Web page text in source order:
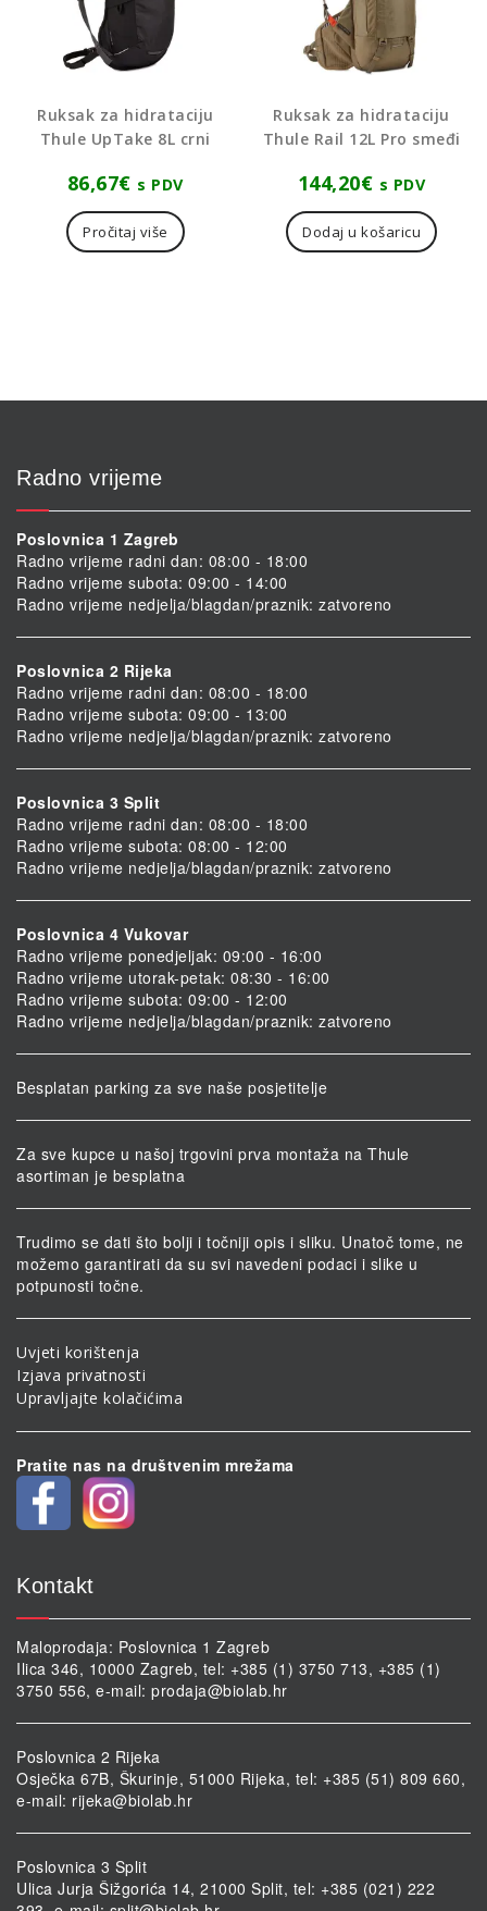
Ruksak za hidrataciju
Thule UpTake 8L crni
86,67€ s PDV
Pročitaj više
Ruksak za hidrataciju
Thule Rail 12L Pro smeđi
144,20€ s PDV
Dodaj u košaricu
Radno vrijeme
Poslovnica 1 Zagreb
Radno vrijeme radni dan: 08:00 - 18:00
Radno vrijeme subota: 09:00 - 14:00
Radno vrijeme nedjelja/blagdan/praznik: zatvoreno
Poslovnica 2 Rijeka
Radno vrijeme radni dan: 08:00 - 18:00
Radno vrijeme subota: 09:00 - 13:00
Radno vrijeme nedjelja/blagdan/praznik: zatvoreno
Poslovnica 3 Split
Radno vrijeme radni dan: 08:00 - 18:00
Radno vrijeme subota: 08:00 - 12:00
Radno vrijeme nedjelja/blagdan/praznik: zatvoreno
Poslovnica 4 Vukovar
Radno vrijeme ponedjeljak: 09:00 - 16:00
Radno vrijeme utorak-petak: 08:30 - 16:00
Radno vrijeme subota: 09:00 - 12:00
Radno vrijeme nedjelja/blagdan/praznik: zatvoreno
Besplatan parking za sve naše posjetitelje
Za sve kupce u našoj trgovini prva montaža na Thule
asortiman je besplatna
Trudimo se dati što bolji i točniji opis i sliku. Unatoč tome, ne
možemo garantirati da su svi navedeni podaci i slike u
potpunosti točne.
Uvjeti korištenja
Izjava privatnosti
Upravljajte kolačićima
Pratite nas na društvenim mrežama
Kontakt
Maloprodaja: Poslovnica 1 Zagreb
Ilica 346, 10000 Zagreb, tel: +385 (1) 3750 713, +385 (1)
3750 556, e-mail: prodaja@biolab.hr
Poslovnica 2 Rijeka
Osječka 67B, Škurinje, 51000 Rijeka, tel: +385 (51) 809 660,
e-mail: rijeka@biolab.hr
Poslovnica 3 Split
Ulica Jurja Šižgorića 14, 21000 Split, tel: +385 (021) 222